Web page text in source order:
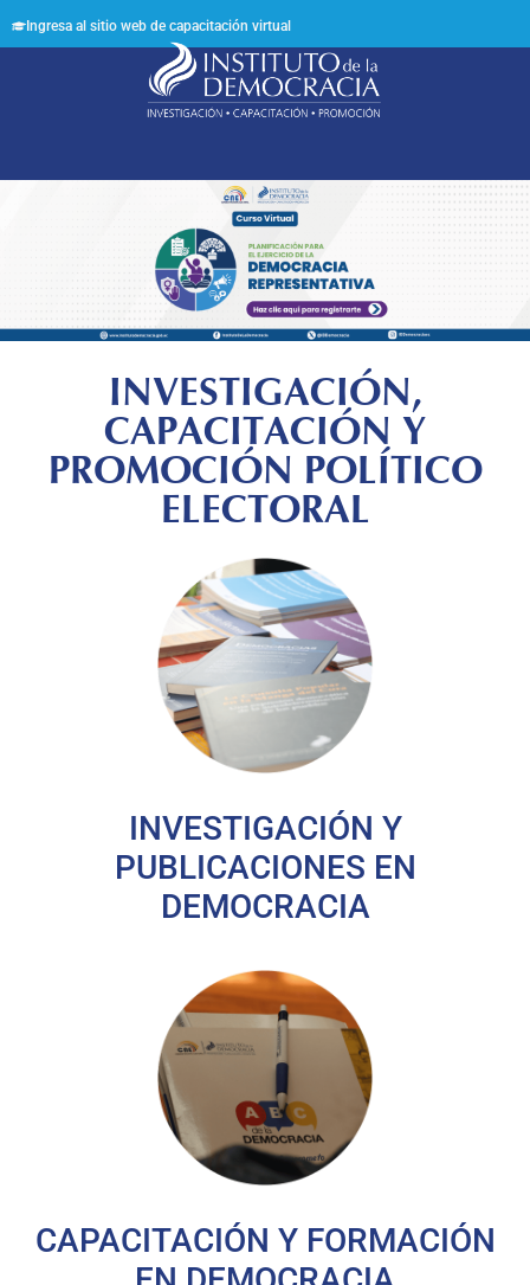
Ingresa al sitio web de capacitación virtual
INVESTIGACIÓN,
CAPACITACIÓN Y
PROMOCIÓN POLÍTICO
ELECTORAL
INVESTIGACIÓN Y
PUBLICACIONES EN
DEMOCRACIA
CAPACITACIÓN Y FORMACIÓN